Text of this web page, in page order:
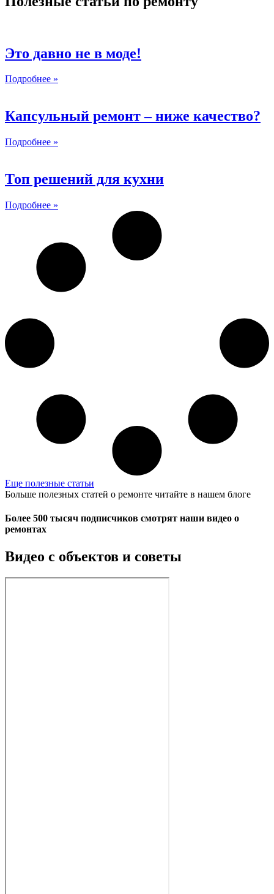
Это давно не в моде!
Подробнее »
Капсульный ремонт – ниже качество?
Подробнее »
Топ решений для кухни
Подробнее »
Еще полезные статьи
Больше полезных статей о ремонте читайте в нашем блоге
Более 500 тысяч подписчиков смотрят наши видео о
ремонтах
Видео с объектов и советы